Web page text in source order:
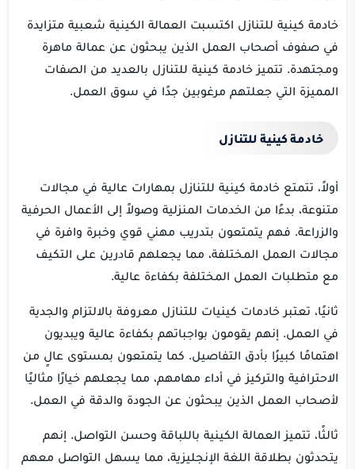
خادمة كينية للتنازل اكتسبت العمالة الكينية شعبية متزايدة
في صفوف أصحاب العمل الذين يبحثون عن عمالة ماهرة
ومجتهدة. تتميز خادمة كينية للتنازل بالعديد من الصفات
المميزة التي جعلتهم مرغوبين جدًا في سوق العمل.
خادمة كينية للتنازل
أولاً، تتمتع خادمة كينية للتنازل بمهارات عالية في مجالات
متنوعة، بدءًا من الخدمات المنزلية وصولاً إلى الأعمال الحرفية
والزراعة. فهم يتمتعون بتدريب مهني قوي وخبرة وافرة في
مجالات العمل المختلفة، مما يجعلهم قادرين على التكيف
مع متطلبات العمل المختلفة بكفاءة عالية.
ثانيًا، تعتبر خادمات كينيات للتنازل معروفة بالالتزام والجدية
في العمل. إنهم يقومون بواجباتهم بكفاءة عالية ويبديون
اهتمامًا كبيرًا بأدق التفاصيل. كما يتمتعون بمستوى عالٍ من
الاحترافية والتركيز في أداء مهامهم، مما يجعلهم خيارًا مثاليًا
لأصحاب العمل الذين يبحثون عن الجودة والدقة في العمل.
ثالثًا، تتميز العمالة الكينية باللباقة وحسن التواصل. إنهم
يتحدثون بطلاقة اللغة الإنجليزية، مما يسهل التواصل معهم